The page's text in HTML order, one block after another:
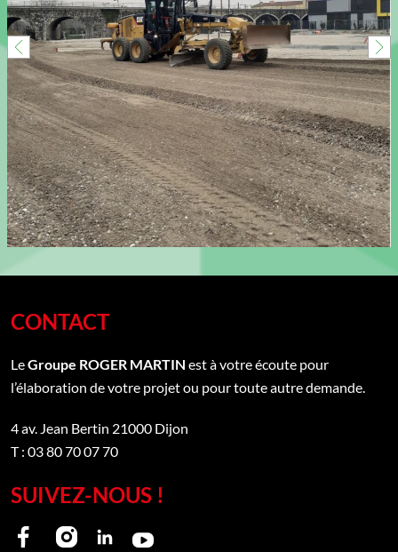
CONTACT
LeGroupe ROGER MARTIN est à votre écoute pour
l’élaboration de votre projet ou pour toute autre demande.
4 av. Jean Bertin 21000 Dijon
T : 03 80 70 07 70
SUIVEZ-NOUS !